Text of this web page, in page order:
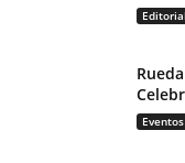
Editorial
Eventos